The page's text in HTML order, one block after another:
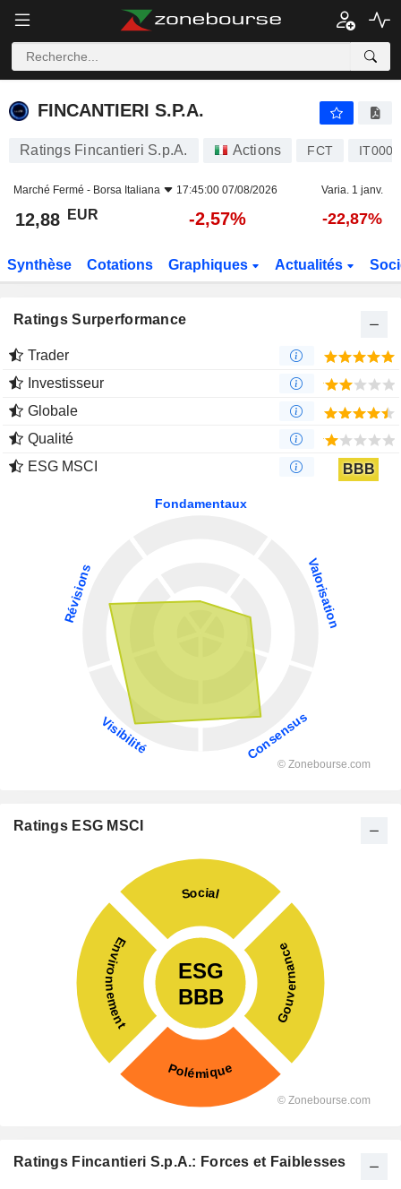
FINCANTIERI S.P.A.
FINCANTIERI S.P.A.
Ratings Fincantieri S.p.A. Actions FCT
Marché Fermé - Borsa Italiana 17:45:00 07/08/2026 Varia. 1 janv.
12,88 EUR -2,57% -22,87%
Synthèse Cotations Graphiques Actualités
Ratings Surperformance
Trader
Investisseur
Globale
Qualité
ESG MSCI
BBB
Ratings ESG MSCI
Ratings Fincantieri S.p.A.: Forces et Faiblesses